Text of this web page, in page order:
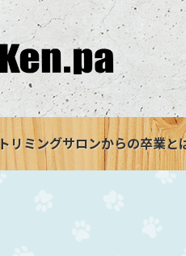
トリミングサロンからの卒業と